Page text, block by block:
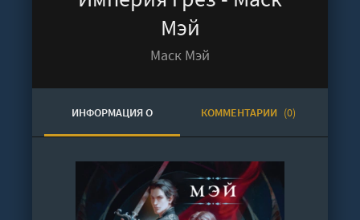
Мэй
Маск Мэй
ИНФОРМАЦИЯ О
АУДИОКНИГЕ
КОММЕНТАРИИ (0)